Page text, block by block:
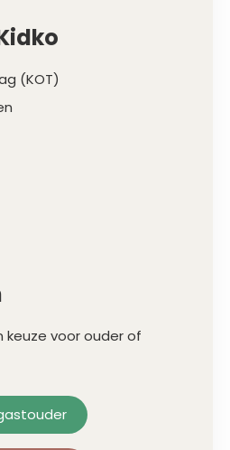
(KOT)
keuze voor ouder of